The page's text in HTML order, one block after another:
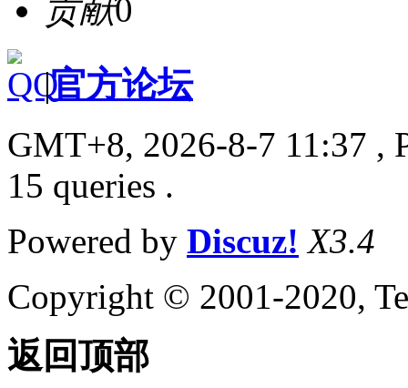
贡献0
|官方论坛
GMT+8, 2026-8-7 11:37 ,
15 queries .
Powered by Discuz! X3.4
Copyright © 2001-2020,
返回顶部